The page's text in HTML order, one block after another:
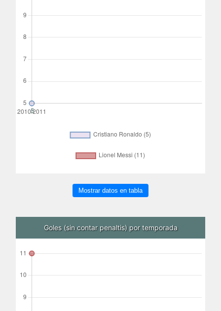
Mostrar datos en tabla
Goles (sin contar penaltis) por temporada